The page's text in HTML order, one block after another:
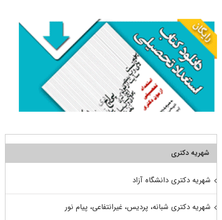
شهریه دکتری
شهریه دکتری دانشگاه آزاد
شهریه دکتری شبانه، پردیس، غیرانتفاعی، پیام نور